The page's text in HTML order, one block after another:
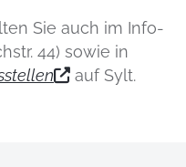
Sie auch im Info-
44) sowie in
auf Sylt.